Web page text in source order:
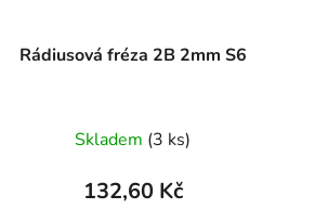
Rádiusová fréza 2B 2mm S6
Skladem (3 ks)
132,60 Kč